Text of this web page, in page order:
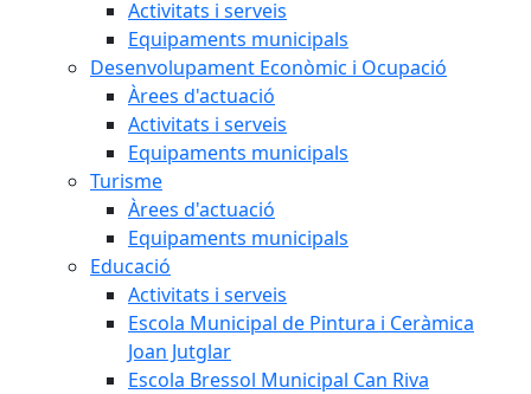
Activitats i serveis
Equipaments municipals
Desenvolupament Econòmic i Ocupació
Àrees d'actuació
Activitats i serveis
Equipaments municipals
Turisme
Àrees d'actuació
Equipaments municipals
Educació
Activitats i serveis
Escola Municipal de Pintura i Ceràmica
Joan Jutglar
Escola Bressol Municipal Can Riva